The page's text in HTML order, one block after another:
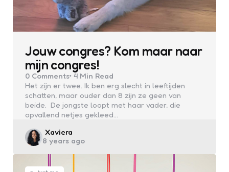
Jouw congres? Kom maar naar
mijn congres!
0 Comments 4 Min Read
Het zijn er twee. Ik ben erg slecht in leeftijden
schatten, maar ouder dan 8 zijn ze geen van
beide. De jongste loopt met haar vader, die
opvallend netjes gekleed…
Posted
by
Xaviera
8 years ago